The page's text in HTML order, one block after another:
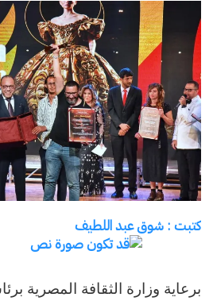
كتبت : شوق عبد اللطيف
برعاية وزارة الثقافة المصرية